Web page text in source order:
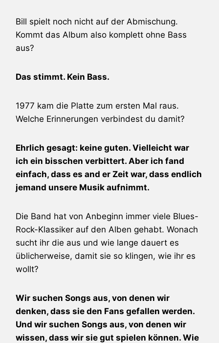
Bill spielt noch nicht auf der Abmischung.
Kommt das Album also komplett ohne Bass
aus?
Das stimmt. Kein Bass.
1977 kam die Platte zum ersten Mal raus.
Welche Erinnerungen verbindest du damit?
Ehrlich gesagt: keine guten. Vielleicht war
ich ein bisschen verbittert. Aber ich fand
einfach, dass es and er Zeit war, dass endlich
jemand unsere Musik aufnimmt.
Die Band hat von Anbeginn immer viele Blues-
Rock-Klassiker auf den Alben gehabt. Wonach
sucht ihr die aus und wie lange dauert es
üblicherweise, damit sie so klingen, wie ihr es
wollt?
Wir suchen Songs aus, von denen wir
denken, dass sie den Fans gefallen werden.
Und wir suchen Songs aus, von denen wir
wissen, dass wir sie gut spielen können. Wie